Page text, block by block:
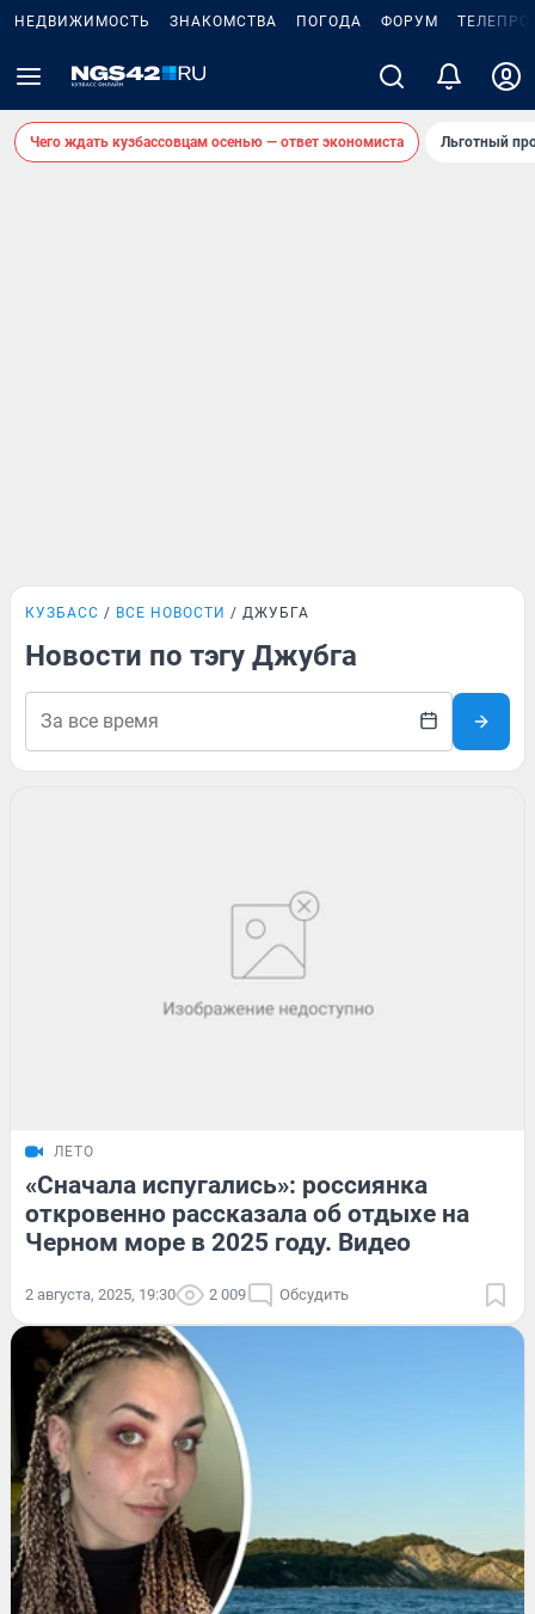
НЕДВИЖИМОСТЬ ЗНАКОМСТВА ПОГОДА ФОРУМ
Чего ждать кузбассовцам осенью — ответ экономиста Льготный
КУЗБАСС ВСЕ НОВОСТИ ДЖУБГА
Новости по тэгу Джубга
ЛЕТО
«Сначала испугались»: россиянка
откровенно рассказала об отдыхе на
Черном море в 2025 году. Видео
2 августа, 2025, 19:30 2 009 Обсудить